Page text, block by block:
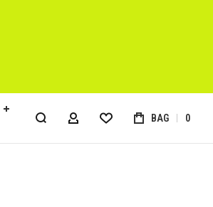
ACCOUNT BAG 0